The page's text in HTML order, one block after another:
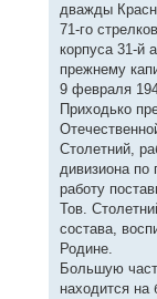
дважды
71-го
корпуса 31-й
прежнему
9 февраля
Приходько
Столетний,
дивизиона по
работу
Тов.
состава,
Родине.
Большую
находится на